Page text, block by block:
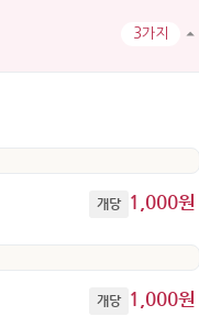
3가지
개당 1,000원
개당 1,000원